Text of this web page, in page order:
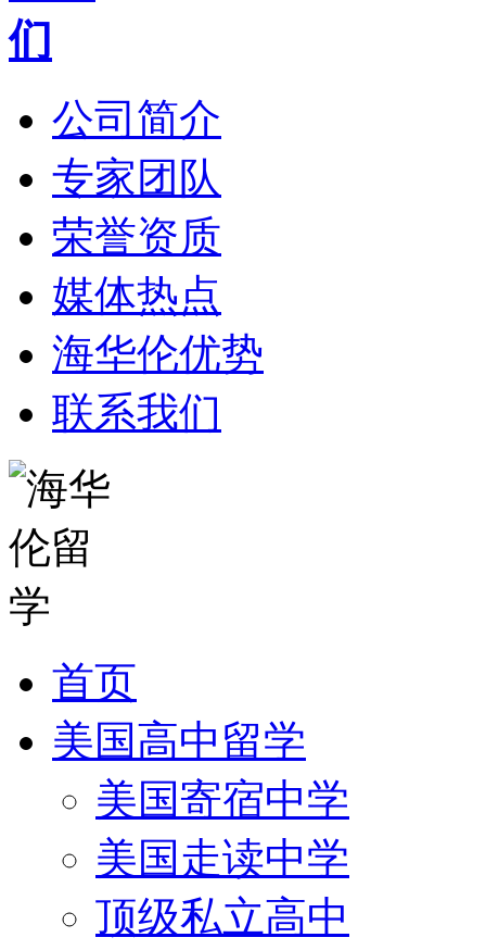
公司简介
专家团队
荣誉资质
媒体热点
海华伦优势
联系我们
首页
美国高中留学
美国寄宿中学
美国走读中学
顶级私立高中